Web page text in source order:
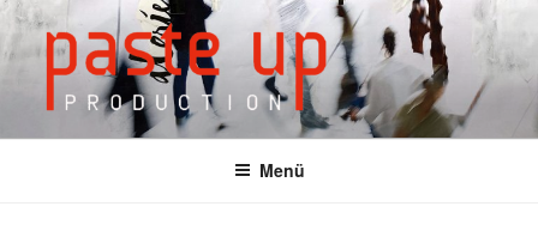
Zum
Inhalt
springen
Menü